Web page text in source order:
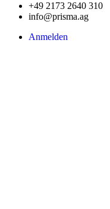
+49 2173 2640 310
info@prisma.ag
Anmelden